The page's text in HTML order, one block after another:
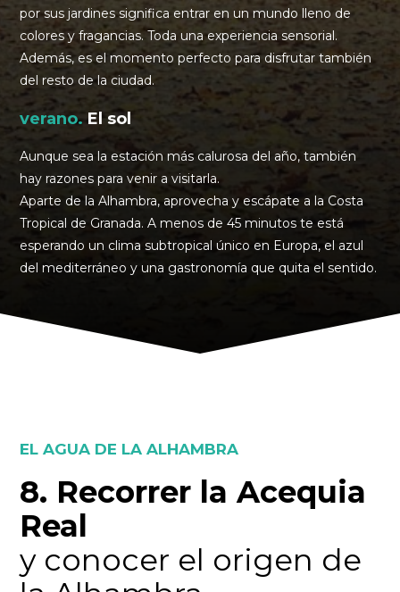
por sus jardines significa entrar en un mundo lleno de
colores y fragancias. Toda una experiencia sensorial.
Además, es el momento perfecto para disfrutar también
del resto de la ciudad.
verano. El sol
Aunque sea la estación más calurosa del año, también
hay razones para venir a visitarla.
Aparte de la Alhambra, aprovecha y escápate a la Costa
Tropical de Granada. A menos de 45 minutos te está
esperando un clima subtropical único en Europa, el azul
del mediterráneo y una gastronomía que quita el sentido.
EL AGUA DE LA ALHAMBRA
8. Recorrer la Acequia
Real
y conocer el origen de